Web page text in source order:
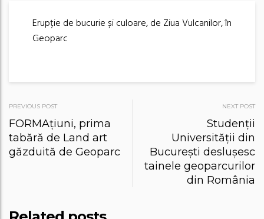
Erupție de bucurie și culoare, de Ziua Vulcanilor, în
Geoparc
Post
navigation
PREVIOUS POST
FORMAțiuni, prima
tabără de Land art
găzduită de Geoparc
NEXT POST
Studenții
Universității din
București deslușesc
tainele geoparcurilor
din România